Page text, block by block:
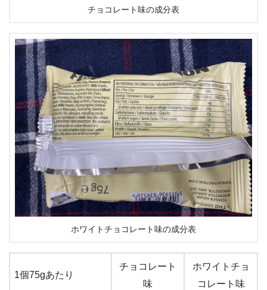
チョコレート味の成分表
ホワイトチョコレート味の成分表
1個75gあたり
チョコレート
味
ホワイトチョ
コレート味